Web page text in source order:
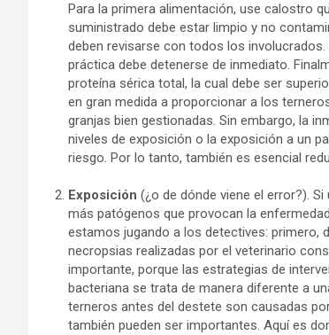
Para la primera alimentación, use calostro
suministrado debe estar limpio y no
deben revisarse con todos los
práctica debe detenerse de inmediato.
proteína sérica total, la cual debe ser
en gran medida a proporcionar a los
granjas bien gestionadas. Sin embargo, la
niveles de exposición o la exposición a un
riesgo. Por lo tanto, también es esencial
Exposición (¿o de dónde viene el error?).
más patógenos que provocan la
estamos jugando a los detectives: primero,
necropsias realizadas por el veterinario
importante, porque las estrategias de
bacteriana se trata de manera diferente a
terneros antes del destete son causadas
también pueden ser importantes. Aquí es